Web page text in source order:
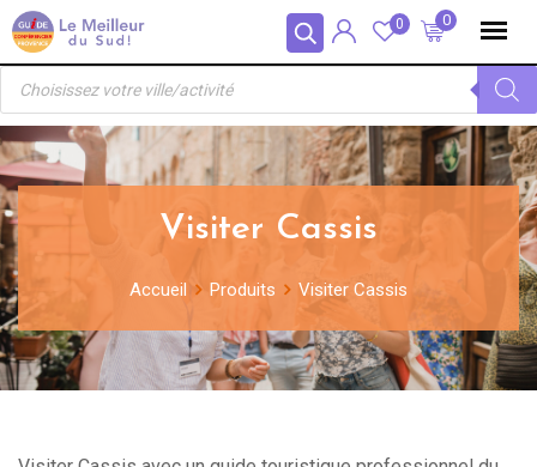
Panneau de gestion des cookies
Skip
to
content
0
0
Recherche
produits
Visiter Cassis
Accueil Produits Visiter Cassis